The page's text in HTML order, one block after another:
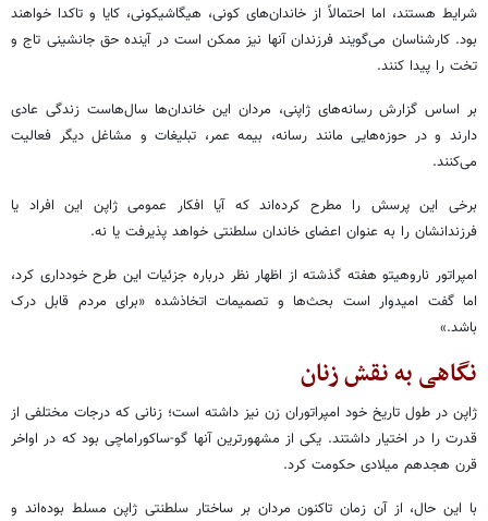
شرایط هستند، اما احتمالاً از خاندان‌های کونی، هیگاشیکونی، کایا و تاکدا خواهند
بود. کارشناسان می‌گویند فرزندان آنها نیز ممکن است در آینده حق جانشینی تاج و
تخت را پیدا کنند.
بر اساس گزارش رسانه‌های ژاپنی، مردان این خاندان‌ها سال‌هاست زندگی عادی
دارند و در حوزه‌هایی مانند رسانه، بیمه عمر، تبلیغات و مشاغل دیگر فعالیت
می‌کنند.
برخی این پرسش را مطرح کرده‌اند که آیا افکار عمومی ژاپن این افراد یا
فرزندانشان را به عنوان اعضای خاندان سلطنتی خواهد پذیرفت یا نه.
امپراتور ناروهیتو هفته گذشته از اظهار نظر درباره جزئیات این طرح خودداری کرد،
اما گفت امیدوار است بحث‌ها و تصمیمات اتخاذشده «برای مردم قابل درک
باشد.»
نگاهی به نقش زنان
ژاپن در طول تاریخ خود امپراتوران زن نیز داشته است؛ زنانی که درجات مختلفی از
قدرت را در اختیار داشتند. یکی از مشهورترین آنها گو-ساکوراماچی بود که در اواخر
قرن هجدهم میلادی حکومت کرد.
با این حال، از آن زمان تاکنون مردان بر ساختار سلطنتی ژاپن مسلط بوده‌اند و